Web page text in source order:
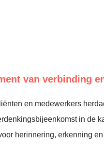
van verbinding
en medewerkers
in de
herinnering, erkenning